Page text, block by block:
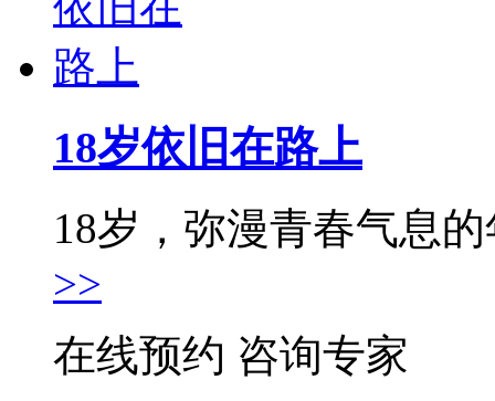
18岁依旧在路上
18岁，弥漫青春气息
>>
在线预约 咨询专家